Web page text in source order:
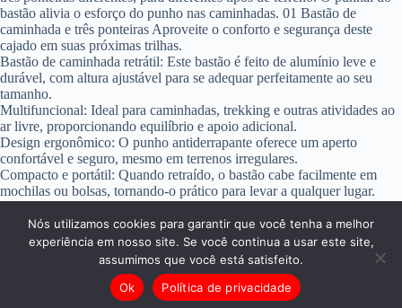
bastão alivia o esforço do punho nas caminhadas. 01 Bastão de
caminhada e três ponteiras Aproveite o conforto e segurança deste
cajado em suas próximas trilhas.
Bastão de caminhada retrátil: Este bastão é feito de alumínio leve e
durável, com altura ajustável para se adequar perfeitamente ao seu
tamanho.
Multifuncional: Ideal para caminhadas, trekking e outras atividades ao
ar livre, proporcionando equilíbrio e apoio adicional.
Design ergonômico: O punho antiderrapante oferece um aperto
confortável e seguro, mesmo em terrenos irregulares.
Compacto e portátil: Quando retraído, o bastão cabe facilmente em
mochilas ou bolsas, tornando-o prático para levar a qualquer lugar.
alturaNós utilizamos cookies para garantir que você tenha a melhor
experiência em nosso site. Se você continua a usar este site,
assumimos que você está satisfeito.
Ok
Política de privacidade